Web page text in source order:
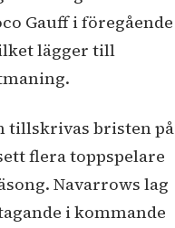
Gauff i föregående
lägger till
tillskrivas bristen på
flera toppspelare
Navarrows lag
i kommande